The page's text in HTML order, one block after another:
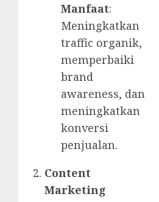
Manfaat:
Meningkatkan
traffic organik,
memperbaiki
brand
awareness, dan
meningkatkan
konversi
penjualan.
Content
Marketing